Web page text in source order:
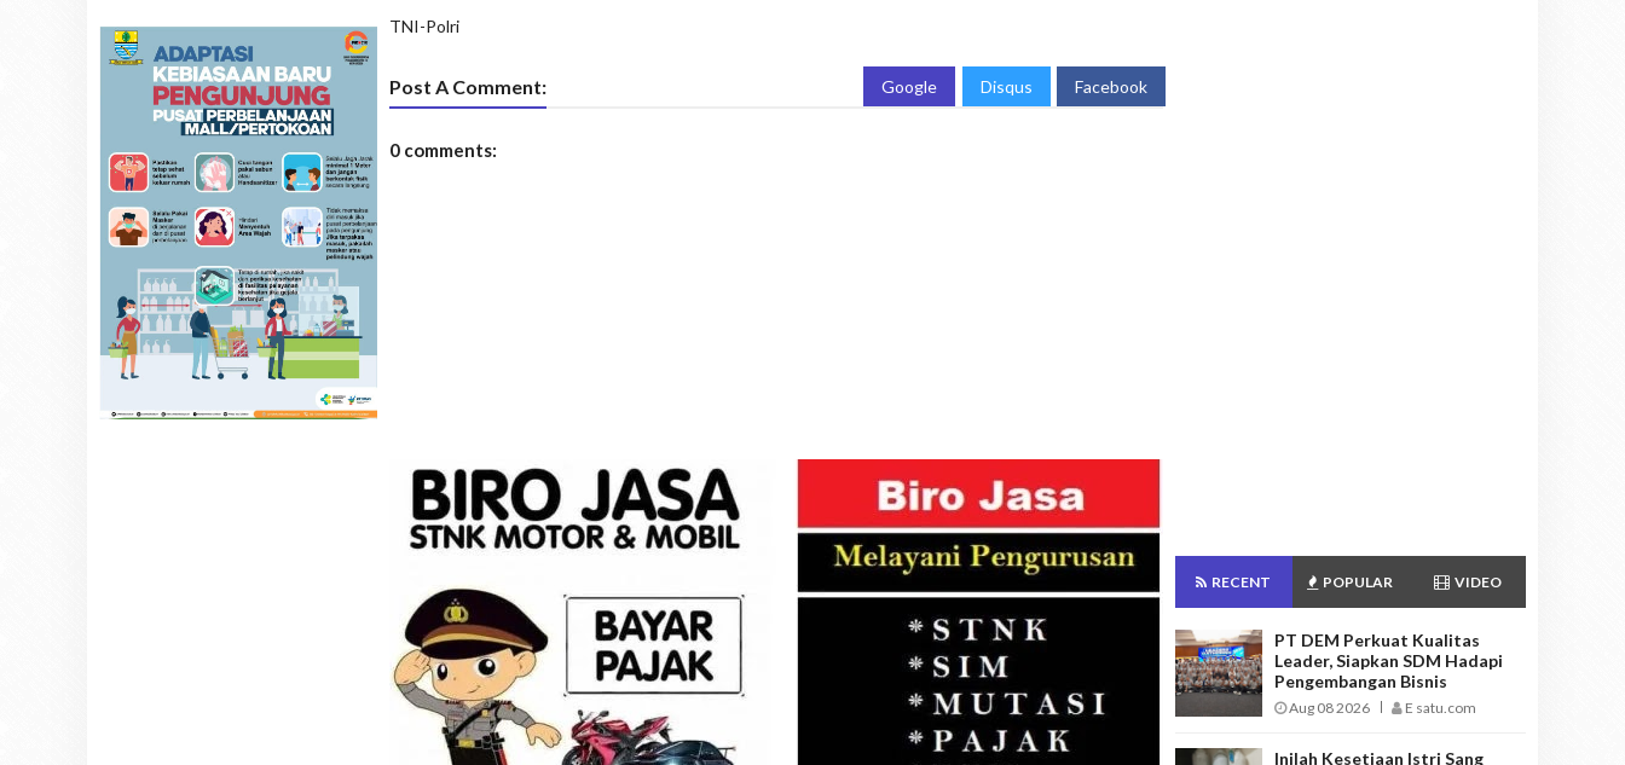
TNI-Polri
Post A Comment: Google Disqus Facebook
0 comments:
RECENT POPULAR VIDEO
PT DEM Perkuat Kualitas
Leader, Siapkan SDM Hadapi
Pengembangan Bisnis
Aug 08 2026 E satu.com
Inilah Kesetiaan Istri Sang